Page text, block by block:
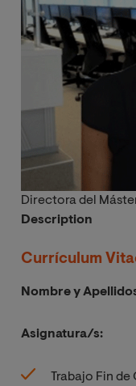
Directora del
Description
Currículum
Nombre y
Asignatura/s:
Trabajo Fin de